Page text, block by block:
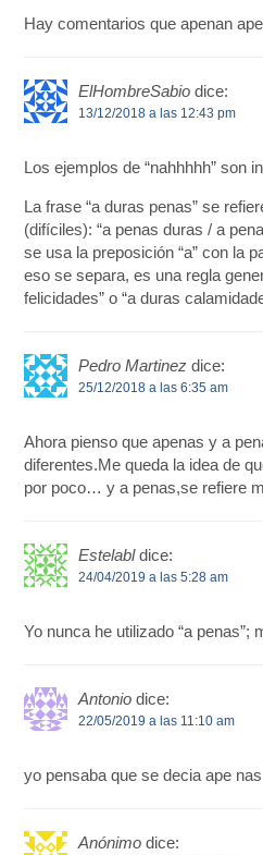
Hay comentarios que apenan
ElHombreSabio dice:
13/12/2018 a las 12:43 pm
Los ejemplos de “nahhhhh” son
La frase “a duras penas” se
(difíciles): “a penas duras / a
se usa la preposición “a” con la
eso se separa, es una regla
felicidades” o “a duras
Pedro Martinez dice:
25/12/2018 a las 6:35 am
Ahora pienso que apenas y a
diferentes.Me queda la idea de
por poco… y a penas,se refiere
Estelabl dice:
24/04/2019 a las 5:28 am
Yo nunca he utilizado “a penas”;
Antonio dice:
22/05/2019 a las 11:10 am
yo pensaba que se decia ape nas
Anónimo dice: